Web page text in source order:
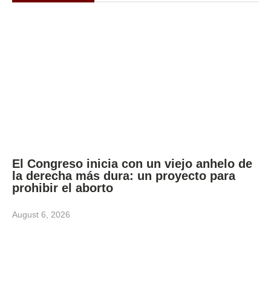
El Congreso inicia con un viejo anhelo de
la derecha más dura: un proyecto para
prohibir el aborto
August 6, 2026